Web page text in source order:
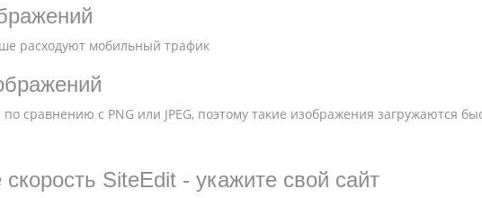
расходуют мобильный трафик
сравнению с PNG или JPEG, поэтому такие изображения загружаются
скорость SiteEdit - укажите свой сайт